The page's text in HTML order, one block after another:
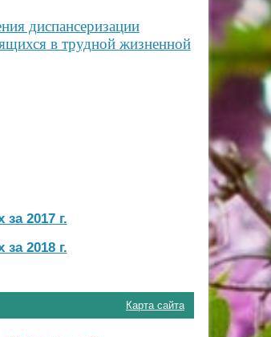
диспансеризации
в трудной жизненной
2017 г.
2018 г.
Карта сайта